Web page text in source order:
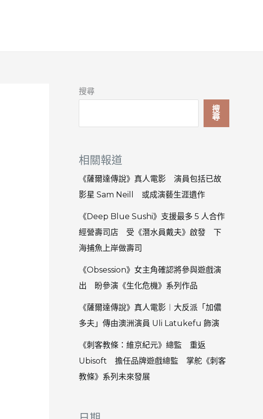
搜尋
搜
尋
相關報道
《薩爾達傳說》真人電影 演員包括已故
影星 Sam Neill 或成演藝生涯遺作
《Deep Blue Sushi》支援最多 5 人合作
經營壽司店 受《潛水員戴夫》啟發 下
海捕魚上岸做壽司
《Obsession》女主角確認將參與遊戲演
出 盼參演《生化危機》系列作品
《薩爾達傳說》真人電影︱大反派「加儂
多夫」傳由澳洲演員 Uli Latukefu 飾演
《刺客教條：維京紀元》總監 重返
Ubisoft 擔任品牌遊戲總監 掌舵《刺客
教條》系列未來發展